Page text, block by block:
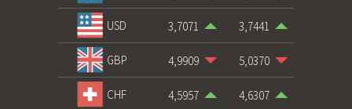
USD 3,7071 3,7441
GBP 4,9909 5,0370
CHF 4,5957 4,6307